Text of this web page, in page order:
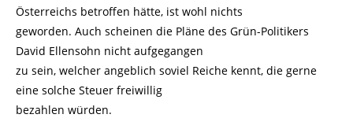
Österreichs betroffen hätte, ist wohl nichts
geworden. Auch scheinen die Pläne des Grün-Politikers
David Ellensohn nicht aufgegangen
zu sein, welcher angeblich soviel Reiche kennt, die gerne
eine solche Steuer freiwillig
bezahlen würden.